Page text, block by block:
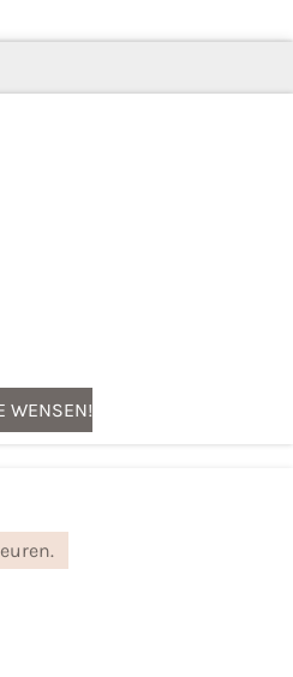
WENSEN!